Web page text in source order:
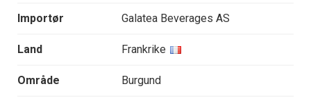
Importør Galatea Beverages AS
Land Frankrike
Område Burgund